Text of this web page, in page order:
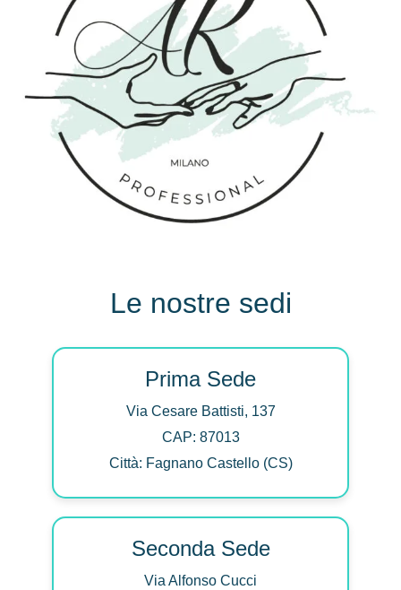
Le nostre sedi
Prima Sede
Via Cesare Battisti, 137
CAP: 87013
Città: Fagnano Castello (CS)
Seconda Sede
Via Alfonso Cucci